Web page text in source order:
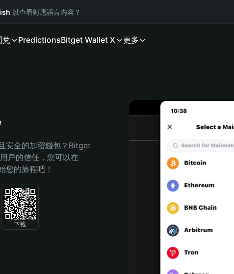
以查看對應語言內容？
兌 PredictionsBitget Wallet X 更多
安全的加密錢包？Bitget
戶的信任，您可以在
的旅程吧！
下載